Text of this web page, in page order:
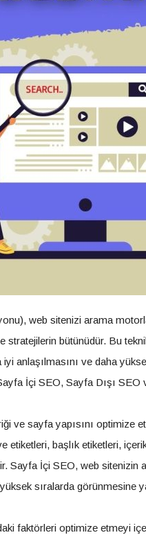
web sitenizi arama
stratejilerin bütünüdür. Bu
anlaşılmasını ve daha
İçi SEO, Sayfa Dışı SEO
ve sayfa yapısını optimize
etiketleri, başlık etiketleri,
Sayfa İçi SEO, web sitenizin
sıralarda görünmesine
faktörleri optimize etmeyi